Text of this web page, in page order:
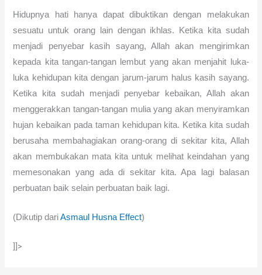
Hidupnya hati hanya dapat dibuktikan dengan melakukan
sesuatu untuk orang lain dengan ikhlas. Ketika kita sudah
menjadi penyebar kasih sayang, Allah akan mengirimkan
kepada kita tangan-tangan lembut yang akan menjahit luka-
luka kehidupan kita dengan jarum-jarum halus kasih sayang.
Ketika kita sudah menjadi penyebar kebaikan, Allah akan
menggerakkan tangan-tangan mulia yang akan menyiramkan
hujan kebaikan pada taman kehidupan kita. Ketika kita sudah
berusaha membahagiakan orang-orang di sekitar kita, Allah
akan membukakan mata kita untuk melihat keindahan yang
memesonakan yang ada di sekitar kita. Apa lagi balasan
perbuatan baik selain perbuatan baik lagi.
(Dikutip dariAsmaul Husna Effect)
]]>